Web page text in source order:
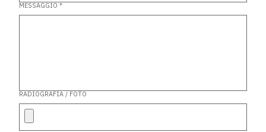
MESSAGGIO *
RADIOGRAFIA / FOTO